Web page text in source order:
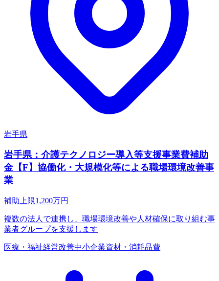
岩手県
岩手県：介護テクノロジー導入等支援事業費補助
金【F】協働化・大規模化等による職場環境改善事
業
補助上限1,200万円
複数の法人で連携し、職場環境改善や人材確保に取り組む事
業者グループを支援します
医療・福祉経営改善中小企業資材・消耗品費